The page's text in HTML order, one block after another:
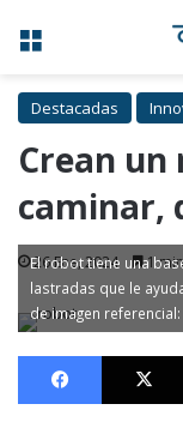
Menú
Destacadas
Crean un
caminar,
26 Ene, 2024 1
El robot tiene una
lastradas que le
de imagen referencial:
Facebook